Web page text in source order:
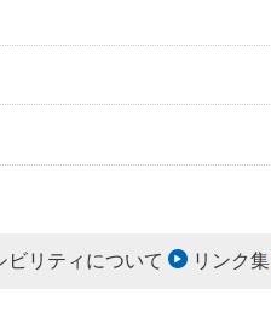
ビリティについて リンク集